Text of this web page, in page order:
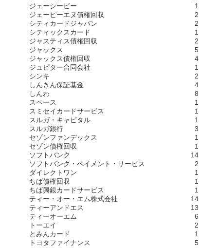
ジェーシービー
1
ジェーピーエヌ債権回収
2
シティカードジャパン
2
シティックスカード
1
ジャスティス債権回収
2
ジャックス
5
ジャックス債権回収
4
ジュピター合同会社
1
シンキ
2
しんきん保証基金
4
しんわ
8
スペース
1
スミセイカードサービス
1
スルガ・キャピタル
1
スルガ銀行
3
セゾンファンデックス
1
セゾン債権回収
1
ソフトバンク
14
ソフトバンク・ペイメント・サービス
2
ダイレクトワン
1
ちば債権回収
1
ちば興銀カードサービス
1
ティー・オー・エム株式会社
14
ティーアンドエス
13
ティーオーエム
6
トーエイ
2
とみんカード
1
トヨタファイナンス
5